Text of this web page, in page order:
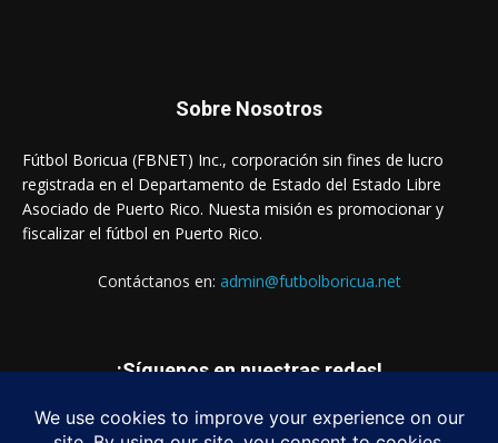
Sobre Nosotros
Fútbol Boricua (FBNET) Inc., corporación sin fines de lucro
registrada en el Departamento de Estado del Estado Libre
Asociado de Puerto Rico. Nuesta misión es promocionar y
fiscalizar el fútbol en Puerto Rico.
Contáctanos en: admin@futbolboricua.net
¡Síguenos en nuestras redes!